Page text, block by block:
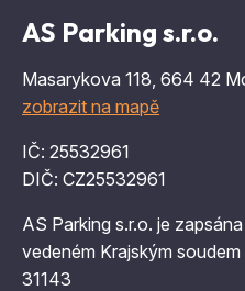
AS Parking s.r.o.
Masarykova 118, 664 42
zobrazit na mapě
IČ: 25532961
DIČ: CZ25532961
AS Parking s.r.o. je
vedeném Krajským
31143